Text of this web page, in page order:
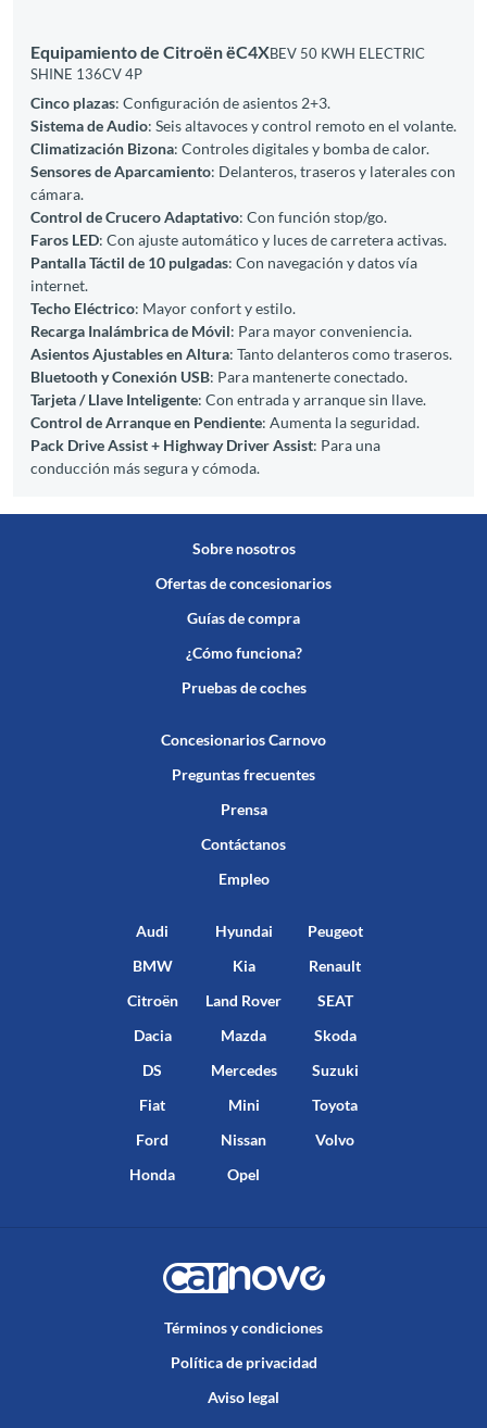
Equipamiento de Citroën ëC4XBEV 50 KWH ELECTRIC
SHINE 136CV 4P
Cinco plazas: Configuración de asientos 2+3.
Sistema de Audio: Seis altavoces y control remoto en el volante.
Climatización Bizona: Controles digitales y bomba de calor.
Sensores de Aparcamiento: Delanteros, traseros y laterales con
cámara.
Control de Crucero Adaptativo: Con función stop/go.
Faros LED: Con ajuste automático y luces de carretera activas.
Pantalla Táctil de 10 pulgadas: Con navegación y datos vía
internet.
Techo Eléctrico: Mayor confort y estilo.
Recarga Inalámbrica de Móvil: Para mayor conveniencia.
Asientos Ajustables en Altura: Tanto delanteros como traseros.
Bluetooth y Conexión USB: Para mantenerte conectado.
Tarjeta / Llave Inteligente: Con entrada y arranque sin llave.
Control de Arranque en Pendiente: Aumenta la seguridad.
Pack Drive Assist + Highway Driver Assist: Para una
conducción más segura y cómoda.
Sobre nosotros
Ofertas de concesionarios
Guías de compra
¿Cómo funciona?
Pruebas de coches
Concesionarios Carnovo
Preguntas frecuentes
Prensa
Contáctanos
Empleo
Audi
BMW
Citroën
Dacia
DS
Fiat
Ford
Honda
Hyundai
Kia
Land Rover
Mazda
Mercedes
Mini
Nissan
Opel
Peugeot
Renault
SEAT
Skoda
Suzuki
Toyota
Volvo
Términos y condiciones
Política de privacidad
Aviso legal